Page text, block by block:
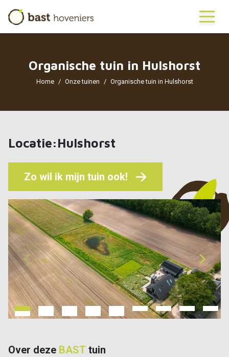
Organische tuin in Hulshorst
Home Onze tuinen Organische tuin in Hulshorst
Locatie:Hulshorst
Zo wil ik mijn tuin ook!
Over deze BAST tuin